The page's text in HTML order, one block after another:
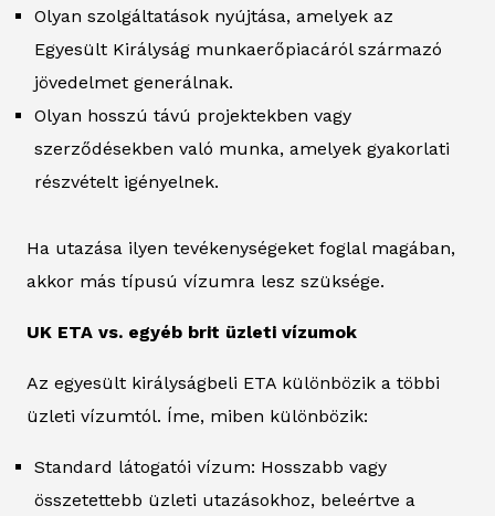
Olyan szolgáltatások nyújtása, amelyek az
Egyesült Királyság munkaerőpiacáról származó
jövedelmet generálnak.
Olyan hosszú távú projektekben vagy
szerződésekben való munka, amelyek gyakorlati
részvételt igényelnek.
Ha utazása ilyen tevékenységeket foglal magában,
akkor más típusú vízumra lesz szüksége.
UK ETA vs. egyéb brit üzleti vízumok
Az egyesült királyságbeli ETA különbözik a többi
üzleti vízumtól. Íme, miben különbözik:
Standard látogatói vízum: Hosszabb vagy
összetettebb üzleti utazásokhoz, beleértve a